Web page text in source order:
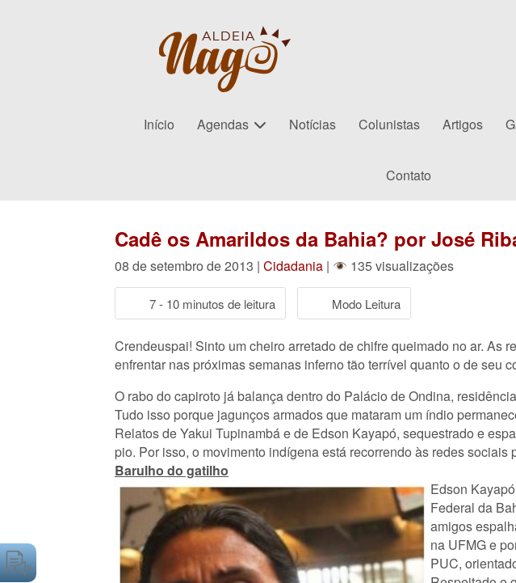
Início Agendas Notícias Colunistas Artigos
Contato
Cadê os Amarildos da Bahia? por José
08 de setembro de 2013 | Cidadania | 135 visualizações
7 - 10 minutos de leitura Modo Leitura
Crendeuspai! Sinto um cheiro arretado de chifre queimado no ar. As
enfrentar nas próximas semanas inferno tão terrível quanto o de seu
O rabo do capiroto já balança dentro do Palácio de Ondina,
Tudo isso porque jagunços armados que mataram um índio
Relatos de Yakui Tupinambá e de Edson Kayapó, sequestrado e
pio. Por isso, o movimento indígena está recorrendo às redes sociais
Barulho do gatilho
Edson
Federal da
amigos
na UFMG e
PUC,